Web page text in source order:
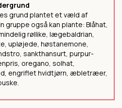
grund plantet et væld af
gruppe også kan plante: Blåhat,
røllike, lægebaldrian,
upløjede, høstanemone,
sankthansurt, purpur-
oregano, solhat,
engriflet hvidtjørn, æbletræer,